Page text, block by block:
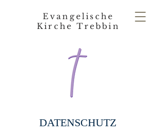
Evangelische
Kirche Trebbin
DATENSCHUTZ